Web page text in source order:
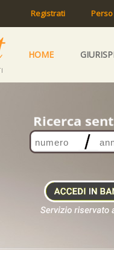
Registrati
HOME